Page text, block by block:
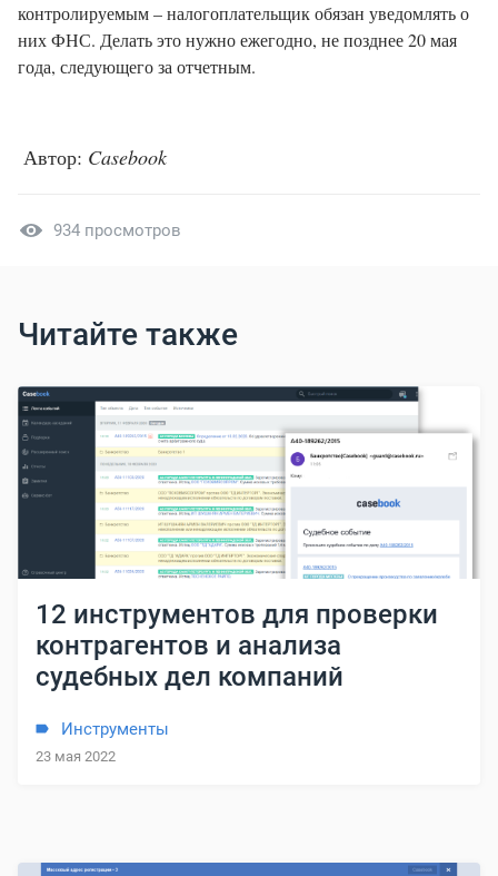
контролируемым – налогоплательщик обязан уведомлять о
них ФНС. Делать это нужно ежегодно, не позднее 20 мая
года, следующего за отчетным.
Автор: Casebook
934 просмотров
Читайте также
12 инструментов для проверки
контрагентов и анализа
судебных дел компаний
Инструменты
23 мая 2022